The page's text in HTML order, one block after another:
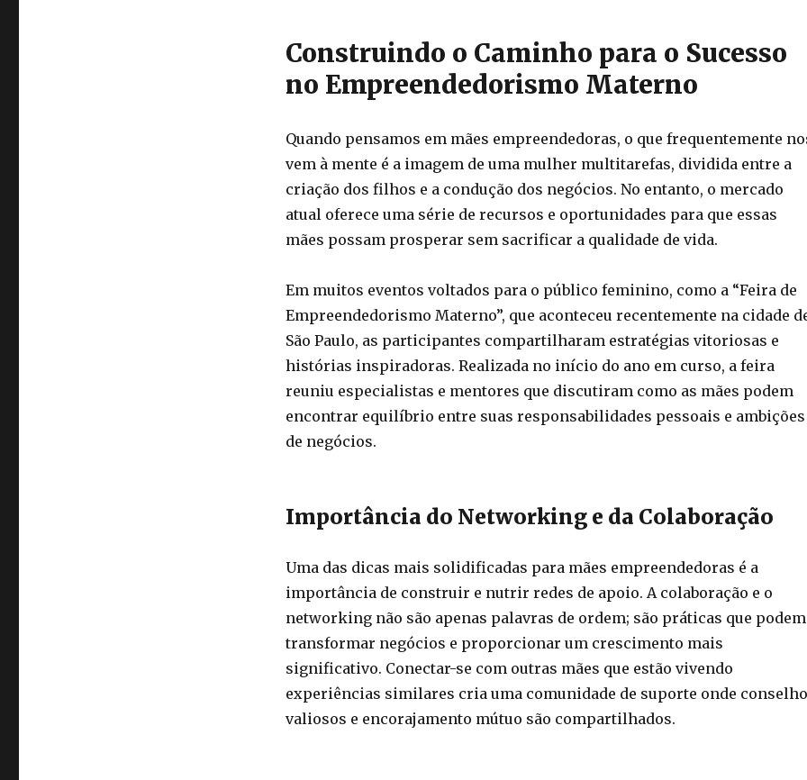
Construindo o Caminho para o Sucesso
no Empreendedorismo Materno
Quando pensamos em mães empreendedoras, o que frequentemente
vem à mente é a imagem de uma mulher multitarefas, dividida entre a
criação dos filhos e a condução dos negócios. No entanto, o mercado
atual oferece uma série de recursos e oportunidades para que essas
mães possam prosperar sem sacrificar a qualidade de vida.
Em muitos eventos voltados para o público feminino, como a “Feira de
Empreendedorismo Materno”, que aconteceu recentemente na cidade
São Paulo, as participantes compartilharam estratégias vitoriosas e
histórias inspiradoras. Realizada no início do ano em curso, a feira
reuniu especialistas e mentores que discutiram como as mães podem
encontrar equilíbrio entre suas responsabilidades pessoais e ambições
de negócios.
Importância do Networking e da Colaboração
Uma das dicas mais solidificadas para mães empreendedoras é a
importância de construir e nutrir redes de apoio. A colaboração e o
networking não são apenas palavras de ordem; são práticas que podem
transformar negócios e proporcionar um crescimento mais
significativo. Conectar-se com outras mães que estão vivendo
experiências similares cria uma comunidade de suporte onde
valiosos e encorajamento mútuo são compartilhados.